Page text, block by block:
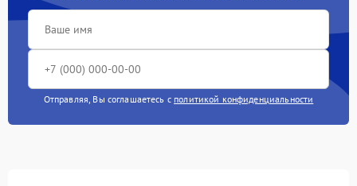
Отправляя, Вы соглашаетесь с политикой конфиденциальности